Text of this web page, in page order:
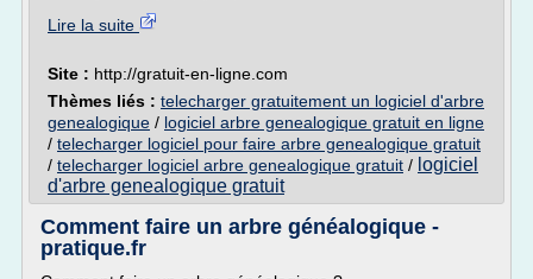
Lire la suite
Site : http://gratuit-en-ligne.com
Thèmes liés : telecharger gratuitement un logiciel d'arbre
genealogique / logiciel arbre genealogique gratuit en ligne
/ telecharger logiciel pour faire arbre genealogique gratuit
/ telecharger logiciel arbre genealogique gratuit / logiciel
d'arbre genealogique gratuit
Comment faire un arbre généalogique -
pratique.fr